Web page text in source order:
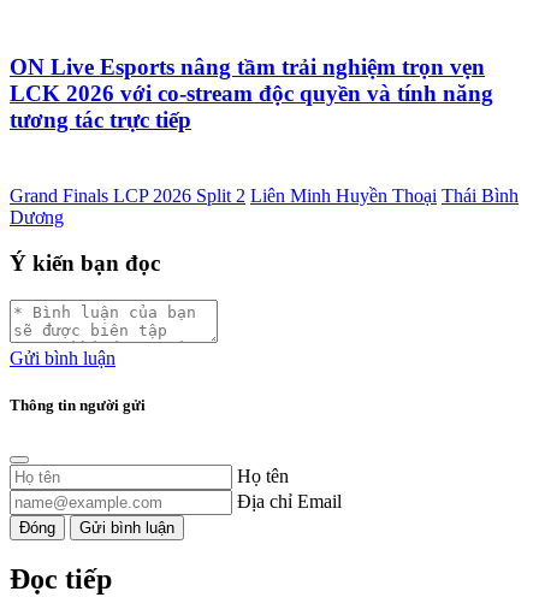
ON Live Esports nâng tầm trải nghiệm trọn vẹn
LCK 2026 với co-stream độc quyền và tính năng
tương tác trực tiếp
Grand Finals LCP 2026 Split 2 Liên Minh Huyền Thoại Thái Bình
Dương
Ý kiến bạn đọc
Gửi bình luận
Thông tin người gửi
Họ tên
Địa chỉ Email
Đóng Gửi bình luận
Đọc tiếp